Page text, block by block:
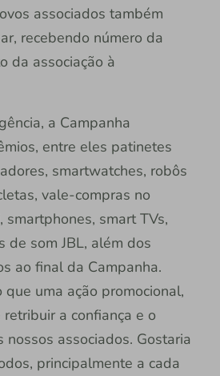
associados também
recebendo número da
da associação à
a Campanha
entre eles patinetes
smartwatches, robôs
vale-compras no
smartphones, smart TVs,
de som JBL, além dos
ao final da Campanha.
que uma ação promocional,
a confiança e o
nossos associados. Gostaria
principalmente a cada